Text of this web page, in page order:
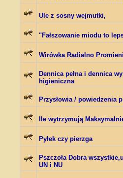
Ule z sosny wejmutki,
"Fałszowanie miodu to
Wirówka Radialno
Dennica pełna i dennica
higieniczna
Przysłowia / powiedzenia
Ile wytrzymują
Pyłek czy pierzga
Pszczoła Dobra
UN i NU